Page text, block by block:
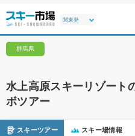
群馬県
水上高原スキーリゾート
ボツアー
スキーツアー スキー場情報